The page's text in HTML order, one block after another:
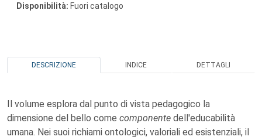
Disponibilità: Fuori catalogo
DESCRIZIONE INDICE DETTAGLI
Il volume esplora dal punto di vista pedagogico la
dimensione del bello come componente dell'educabilità
umana. Nei suoi richiami ontologici, valoriali ed esistenziali, il